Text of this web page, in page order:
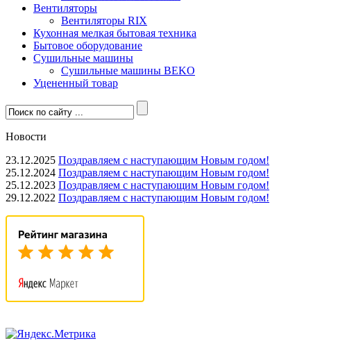
Вентиляторы
Вентиляторы RIX
Кухонная мелкая бытовая техника
Бытовое оборудование
Сушильные машины
Сушильные машины BEKO
Уцененный товар
Новости
23.12.2025 Поздравляем с наступающим Новым годом!
25.12.2024 Поздравляем с наступающим Новым годом!
25.12.2023 Поздравляем с наступающим Новым годом!
29.12.2022 Поздравляем с наступающим Новым годом!